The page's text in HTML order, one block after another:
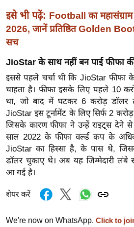
इं
डि
या
सा
हि
त्य
ज
ग
त
ऑ
टो
व
र्ल्ड
न्यू
ब्री
इसे भी पढ़ें: Football का
2026, जानें प्रतिष्ठित Golden
सच
JioStar के साथ नहीं बन पाई फीफा
इससे पहले चर्चा थी कि JioStar फीफा के
चाहता है। फीफा इसके लिए पहले 10
था, जो बाद में घटकर 6 करोड़ डॉलर
JioStar इस टूर्नामेंट के लिए सिर्फ 2
जिसके कारण फीफा ने उन्हें राइट्स देने से
साल 2022 के फीफा वर्ल्ड कप के
JioStar का हिस्सा है, के पास थे,
डॉलर चुकाए थे। अब यह जिम्मेदारी
आ गई है।
शेयर करें
We're now on WhatsApp. Click to